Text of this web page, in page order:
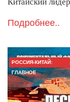
Подробнее..
РОССИЯ-КИТАЙ:
ГЛАВНОЕ